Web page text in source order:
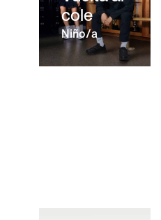
cole
Niño/a